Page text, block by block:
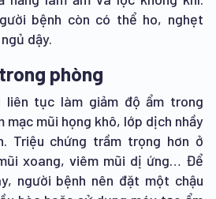
bệnh còn có thể ho, nghẹt
dậy.
phòng
liên tục làm giảm độ ẩm trong
mạc mũi họng khô, lớp dịch nhầy
Triệu chứng trầm trọng hơn ở
xoang, viêm mũi dị ứng… Để
người bệnh nên đặt một chậu